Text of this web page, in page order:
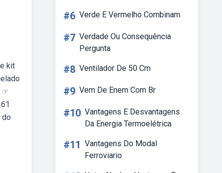
kit
☞
do
#6 Verde E Vermelho Combinam
#7 Verdade Ou Consequência
Pergunta
#8 Ventilador De 50 Cm
#9 Vem De Enem Com Br
#10 Vantagens E Desvantagens
Da Energia Termoelétrica
#11 Vantagens Do Modal
Ferroviario